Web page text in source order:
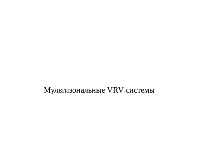
Мультизональные VRV-системы